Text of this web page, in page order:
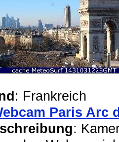
: Frankreich
Paris Arc
: